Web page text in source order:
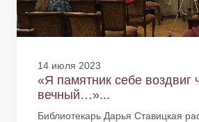
14 июля 2023
«Я памятник себе воздвиг
вечный…»...
Библиотекарь Дарья Ставицкая